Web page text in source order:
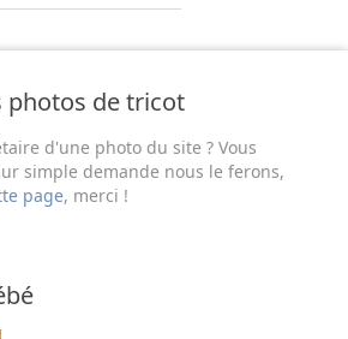
photos de tricot
d'une photo du site ? Vous
simple demande nous le ferons,
page, merci !